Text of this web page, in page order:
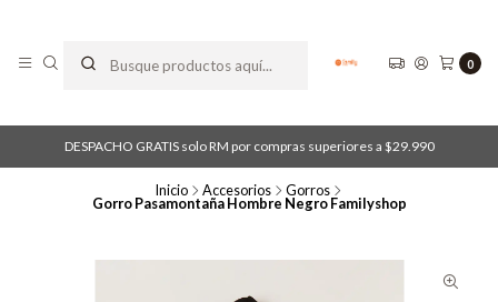
0
DESPACHO GRATIS solo RM por compras superiores a $29.990
Inicio Accesorios Gorros
Gorro Pasamontaña Hombre Negro Familyshop